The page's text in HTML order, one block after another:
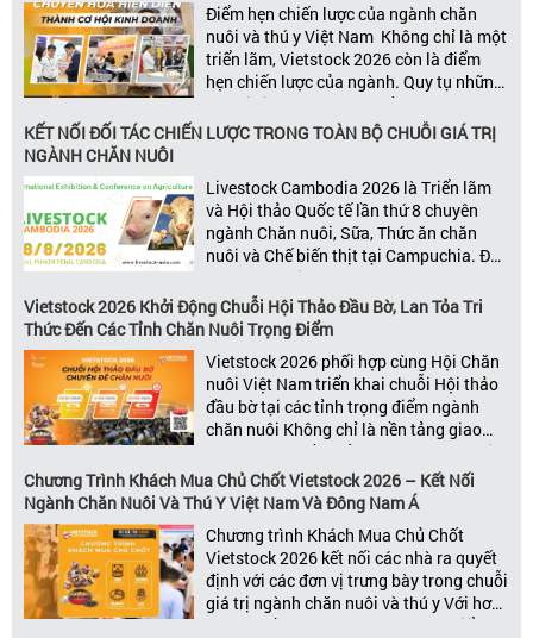
Điểm hẹn chiến lược của ngành chăn
nuôi và thú y Việt Nam Không chỉ là một
triển lãm, Vietstock 2026 còn là điểm
hẹn chiến lược của ngành. Quy tụ những
đơn vị kinh doanh hàng đầu, những lãnh
đạo và nhà cung cấp trong chuỗi giá
trị ngành, Vietstock mang đến nền tảng
giá trị […]
KẾT NỐI ĐỐI TÁC CHIẾN LƯỢC TRONG TOÀN BỘ CHUỖI GIÁ TRỊ
NGÀNH CHĂN NUÔI
Livestock Cambodia 2026 là Triển lãm
và Hội thảo Quốc tế lần thứ 8 chuyên
ngành Chăn nuôi, Sữa, Thức ăn chăn
nuôi và Chế biến thịt tại Campuchia. Đây
được đánh giá là một trong những sự
kiện thương mại thường niên uy tín và
đáng chú ý nhất của ngành nông nghiệp
– chăn […]
Vietstock 2026 Khởi Động Chuỗi Hội Thảo Đầu Bờ, Lan Tỏa Tri
Thức Đến Các Tỉnh Chăn Nuôi Trọng Điểm
Vietstock 2026 phối hợp cùng Hội Chăn
nuôi Việt Nam triển khai chuỗi Hội thảo
đầu bờ tại các tỉnh trọng điểm ngành
chăn nuôi Không chỉ là nền tảng giao
thương hàng đầu của ngành chăn nuôi
và thú y, Vietstock còn là triển lãm duy
nhất tại Việt Nam tổ chức thường niên
Chương Trình Khách Mua Chủ Chốt Vietstock 2026 – Kết Nối
Ngành Chăn Nuôi Và Thú Y Việt Nam Và Đông Nam Á
Chương trình Khách Mua Chủ Chốt
Vietstock 2026 kết nối các nhà ra quyết
định với các đơn vị trưng bày trong chuỗi
giá trị ngành chăn nuôi và thú y Với hơn
20 năm đồng hành cùng sự phát triển